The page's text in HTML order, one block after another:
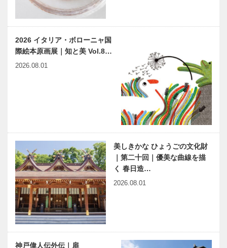
2026 イタリア・ボローニャ国
際絵本原画展｜知と美 Vol.8…
2026.08.01
美しきかな ひょうごの文化財
｜第二十回｜優美な曲線を描
く 春日造…
2026.08.01
神戸偉人伝外伝｜扉